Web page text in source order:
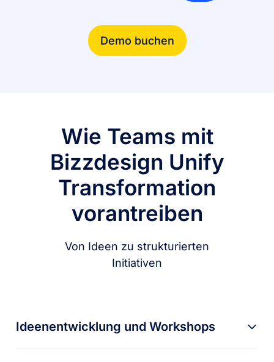
Demo buchen
Wie Teams mit
Bizzdesign Unify
Transformation
vorantreiben
Von Ideen zu strukturierten
Initiativen
Ideenentwicklung und Workshops